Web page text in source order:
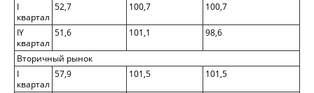
I
квартал
52,7 100,7 100,7
IY
квартал
51,6 101,1 98,6
Вторичный рынок
I
квартал
57,9 101,5 101,5